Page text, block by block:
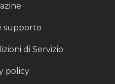
supporto
di Servizio
policy